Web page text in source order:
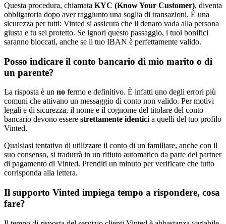
Questa procedura, chiamata KYC (Know Your Customer), diventa
obbligatoria dopo aver raggiunto una soglia di transazioni. È una
sicurezza per tutti: Vinted si assicura che il denaro vada alla persona
giusta e tu sei protetto. Se ignori questo passaggio, i tuoi bonifici
saranno bloccati, anche se il tuo IBAN è perfettamente valido.
Posso indicare il conto bancario di mio marito o di
un parente?
La risposta è un no fermo e definitivo. È infatti uno degli errori più
comuni che attivano un messaggio di conto non valido. Per motivi
legali e di sicurezza, il nome e il cognome del titolare del conto
bancario devono essere strettamente identici a quelli del tuo profilo
Vinted.
Qualsiasi tentativo di utilizzare il conto di un familiare, anche con il
suo consenso, si tradurrà in un rifiuto automatico da parte del partner
di pagamento di Vinted. Prenditi un minuto per verificare che tutto
corrisponda alla lettera.
Il supporto Vinted impiega tempo a rispondere, cosa
fare?